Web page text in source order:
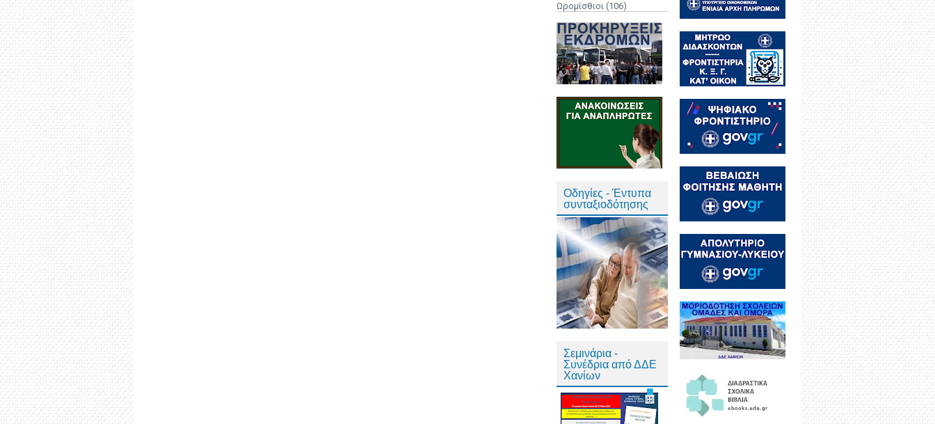
Ωρομίσθιοι (106)
Οδηγίες - Έντυπα
συνταξιοδότησης
Σεμινάρια -
Συνέδρια από ΔΔΕ
Χανίων